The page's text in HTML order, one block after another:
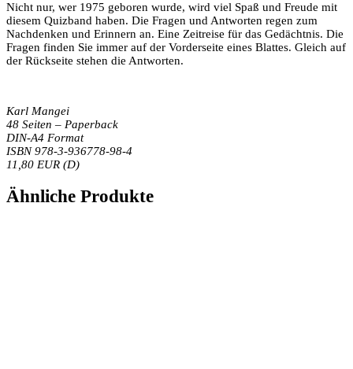
Nicht nur, wer 1975 geboren wurde, wird viel Spaß und Freude mit
diesem Quizband haben. Die Fragen und Antworten regen zum
Nachdenken und Erinnern an. Eine Zeitreise für das Gedächtnis. Die
Fragen finden Sie immer auf der Vorderseite eines Blattes. Gleich auf
der Rückseite stehen die Antworten.
Karl Mangei
48 Seiten – Paperback
DIN-A4 Format
ISBN 978-3-936778-98-4
11,80 EUR (D)
Ähnliche Produkte